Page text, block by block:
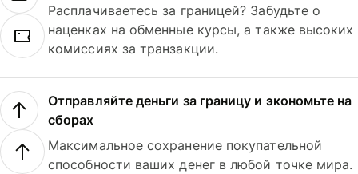
Расплачиваетесь за границей? Забудьте о
наценках на обменные курсы, а также высоких
комиссиях за транзакции.
Отправляйте деньги за границу и экономьте на
сборах
Максимальное сохранение покупательной
способности ваших денег в любой точке мира.